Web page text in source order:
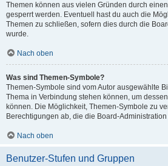
Themen können aus vielen Gründen durch
gesperrt werden. Eventuell hast du auch die
Themen zu schließen, sofern dies durch die
wurde.
Nach oben
Was sind Themen-Symbole?
Themen-Symbole sind vom Autor ausgewählte
Thema in Verbindung stehen können, um
können. Die Möglichkeit, Themen-Symbole zu
Berechtigungen ab, die die Board-
Nach oben
Benutzer-Stufen und Gruppen